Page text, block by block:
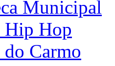
Municipal
Hip Hop
do Carmo